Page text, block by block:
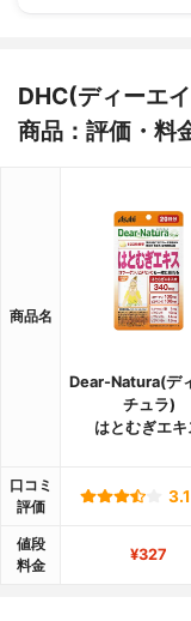
DHC(ディーエ
商品：評価・料
商品名
Dear-Natura(デ
チュラ)
はとむぎエキ
口コミ
評価
値段
料金
¥327